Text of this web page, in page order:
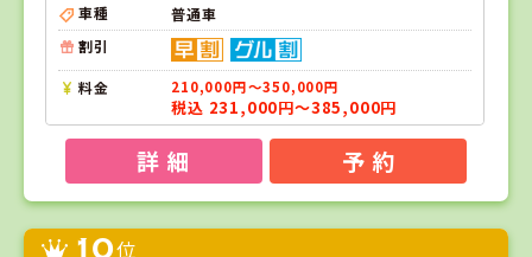
車種
普通車
割引
料金 210,000円～350,000円
税込 231,000円～385,000円
詳 細 予 約
10位